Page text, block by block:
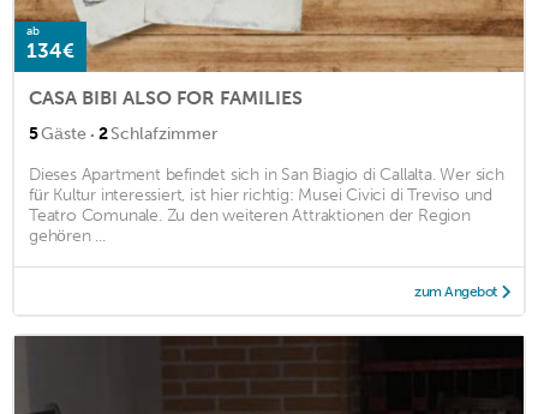
ab
134€
CASA BIBI ALSO FOR FAMILIES
5Gäste · 2Schlafzimmer
Dieses Apartment befindet sich in San Biagio di Callalta. Wer sich
für Kultur interessiert, ist hier richtig: Musei Civici di Treviso und
Teatro Comunale. Zu den weiteren Attraktionen der Region
gehören ...
zum Angebot